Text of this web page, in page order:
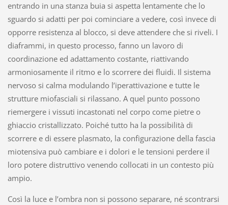
entrando in una stanza buia si aspetta lentamente che lo
sguardo si adatti per poi cominciare a vedere, così invece di
opporre resistenza al blocco, si deve attendere che si riveli. I
diaframmi, in questo processo, fanno un lavoro di
coordinazione ed adattamento costante, riattivando
armoniosamente il ritmo e lo scorrere dei fluidi. Il sistema
nervoso si calma modulando l’iperattivazione e tutte le
strutture miofasciali si rilassano. A quel punto possono
riemergere i vissuti incastonati nel corpo come pietre o
ghiaccio cristallizzato. Poiché tutto ha la possibilità di
scorrere e di essere plasmato, la configurazione della fascia
miotensiva può cambiare e i dolori e le tensioni perdere il
loro potere distruttivo venendo collocati in un contesto più
ampio.
Così la luce e l’ombra non si possono separare, né scontrarsi